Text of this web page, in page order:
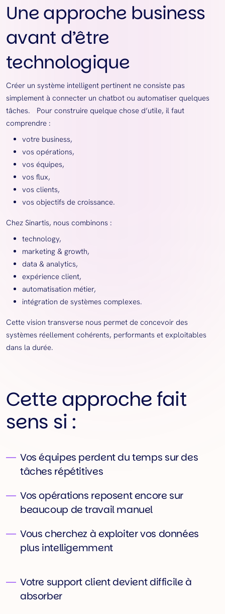
Une approche business
avant d’être
technologique
Créer un système intelligent pertinent ne consiste pas
simplement à connecter un chatbot ou automatiser quelques
tâches. Pour construire quelque chose d’utile, il faut
comprendre :
votre business,
vos opérations,
vos équipes,
vos flux,
vos clients,
vos objectifs de croissance.
Chez Sinartis, nous combinons :
technology,
marketing & growth,
data & analytics,
expérience client,
automatisation métier,
intégration de systèmes complexes.
Cette vision transverse nous permet de concevoir des
systèmes réellement cohérents, performants et exploitables
dans la durée.
Cette approche fait
sens si :
Vos équipes perdent du temps sur des
tâches répétitives
Vos opérations reposent encore sur
beaucoup de travail manuel
Vous cherchez à exploiter vos données
plus intelligemment
Votre support client devient difficile à
absorber